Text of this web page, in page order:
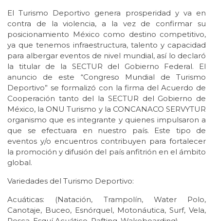
El Turismo Deportivo genera prosperidad y va en
contra de la violencia, a la vez de confirmar su
posicionamiento México como destino competitivo,
ya que tenemos infraestructura, talento y capacidad
para albergar eventos de nivel mundial, así lo declaró
la titular de la SECTUR del Gobierno Federal. El
anuncio de este “Congreso Mundial de Turismo
Deportivo” se formalizó con la firma del Acuerdo de
Cooperación tanto del la SECTUR del Gobierno de
México, la ONU Turismo y la CONCANACO SERVYTUR
organismo que es integrante y quienes impulsaron a
que se efectuara en nuestro país. Este tipo de
eventos y/o encuentros contribuyen para fortalecer
la promoción y difusión del país anfitrión en el ámbito
global.
Variedades del Turismo Deportivo:
Acuáticas: (Natación, Trampolín, Water Polo,
Canotaje, Buceo, Esnórquel, Motonáutica, Surf, Vela,